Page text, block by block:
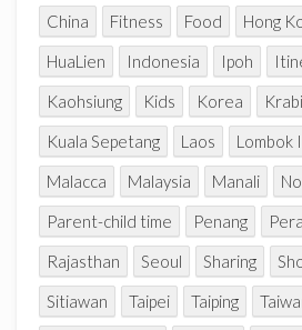
China
Fitness Food Hong
HuaLien
Indonesia Ipoh
Kaohsiung
Kids Korea Krabi
Kuala Sepetang
Laos Lombok
Malacca
Malaysia Manali
Parent-child time
Penang
Rajasthan
Seoul Sharing
Sitiawan
Taipei Taiping